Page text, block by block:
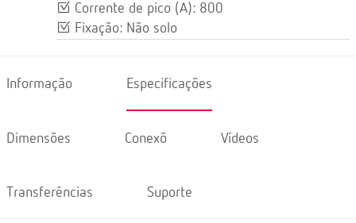
Corrente de pico (A): 800
Fixação: Não solo
Informação Especificações
Dimensões Conexõ Vídeos
Transferências Suporte